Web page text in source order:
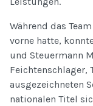
Während das
vorne hatte,
und Steuermann
Feichtenschlager,
ausgezeichneten
nationalen Titel